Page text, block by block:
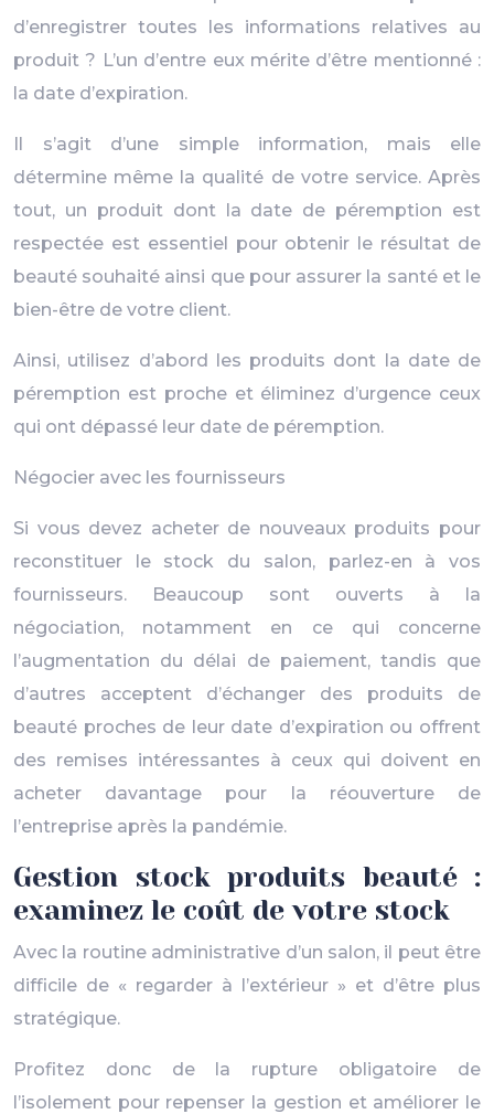
d’enregistrer toutes les informations relatives au
produit ? L’un d’entre eux mérite d’être mentionné :
la date d’expiration.
Il s’agit d’une simple information, mais elle
détermine même la qualité de votre service. Après
tout, un produit dont la date de péremption est
respectée est essentiel pour obtenir le résultat de
beauté souhaité ainsi que pour assurer la santé et le
bien-être de votre client.
Ainsi, utilisez d’abord les produits dont la date de
péremption est proche et éliminez d’urgence ceux
qui ont dépassé leur date de péremption.
Négocier avec les fournisseurs
Si vous devez acheter de nouveaux produits pour
reconstituer le stock du salon, parlez-en à vos
fournisseurs. Beaucoup sont ouverts à la
négociation, notamment en ce qui concerne
l’augmentation du délai de paiement, tandis que
d’autres acceptent d’échanger des produits de
beauté proches de leur date d’expiration ou offrent
des remises intéressantes à ceux qui doivent en
acheter davantage pour la réouverture de
l’entreprise après la pandémie.
Gestion stock produits beauté :
examinez le coût de votre stock
Avec la routine administrative d’un salon, il peut être
difficile de « regarder à l’extérieur » et d’être plus
stratégique.
Profitez donc de la rupture obligatoire de
l’isolement pour repenser la gestion et améliorer le